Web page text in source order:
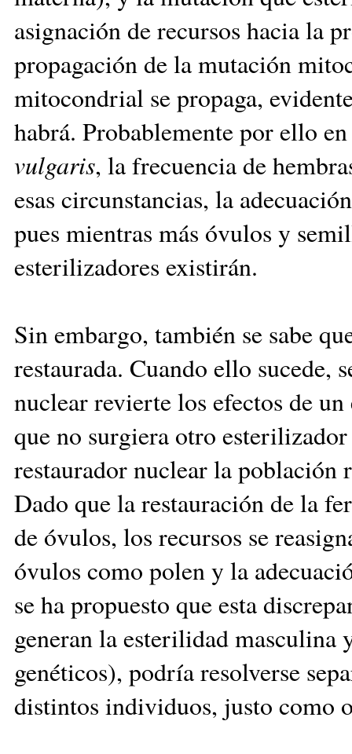
asignación de recursos hacia la
propagación de la mutación
mitocondrial se propaga,
habrá. Probablemente por ello
vulgaris, la frecuencia de
esas circunstancias, la
pues mientras más óvulos y
esterilizadores existirán.
Sin embargo, también se sabe
restaurada. Cuando ello sucede,
nuclear revierte los efectos de
que no surgiera otro
restaurador nuclear la población
Dado que la restauración de la
de óvulos, los recursos se
óvulos como polen y la
se ha propuesto que esta
generan la esterilidad masculina
genéticos), podría resolverse
distintos individuos, justo como